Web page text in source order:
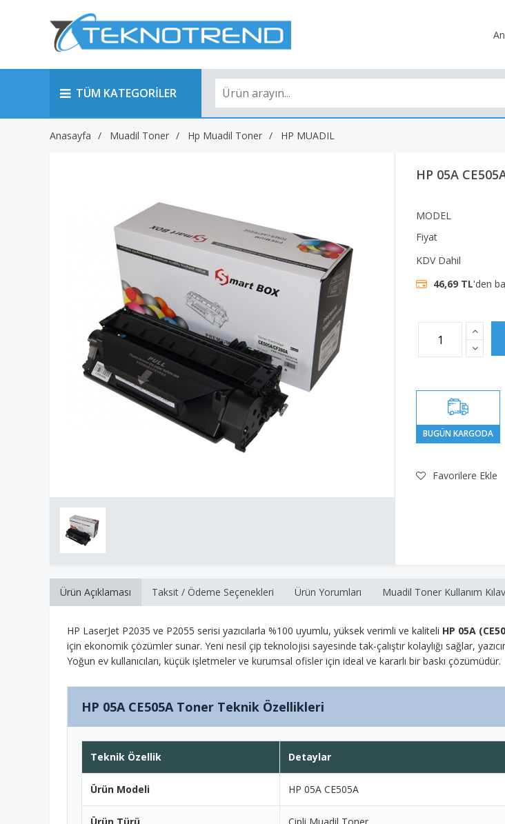
TÜM KATEGORİLER
Anasayfa Muadil Toner Hp Muadil Toner HP MUADIL
HP 05A
MODEL
Fiyat
KDV Dahil
46,69 TL'den
Favorilere Ekle
Ürün Açıklaması Taksit / Ödeme Seçenekleri Ürün Yorumları Muadil Toner Kullanım
HP LaserJet P2035 ve P2055 serisi yazıcılarla %100 uyumlu, yüksek verimli ve kaliteli HP 05A
için ekonomik çözümler sunar. Yeni nesil çip teknolojisi sayesinde tak-çalıştır kolaylığı sağlar,
Yoğun ev kullanıcıları, küçük işletmeler ve kurumsal ofisler için ideal ve kararlı bir baskı çözümüdür.
HP 05A CE505A Toner Teknik Özellikleri
Teknik Özellik Detaylar
Ürün Modeli HP 05A CE505A